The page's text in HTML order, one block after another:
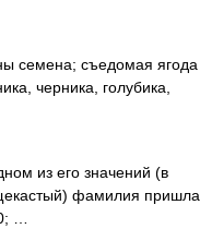
семена; съедомая ягода
черника, голубика,
из его значений (в
фамилия пришла
…